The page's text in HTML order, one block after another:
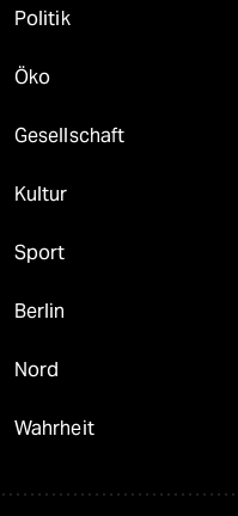
Politik
Öko
Gesellschaft
Kultur
Sport
Berlin
Nord
Wahrheit